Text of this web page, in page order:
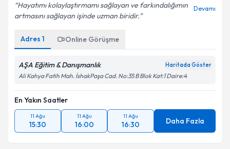
Hayatımı kolaylaştırmamı sağlayan ve farkındalığımın
artmasını sağlayan işinde uzman biridir.
Devamı
Adres 1 Online Görüşme
AŞA Eğitim & Danışmanlık Haritada Göster
Ali Kahya Fatih Mah. İshakPaşa Cad. No:35 B Blok Kat:1 Daire:4
En Yakın Saatler
11 Ağu
15:30
11 Ağu
16:00
11 Ağu
16:30 Daha Fazla